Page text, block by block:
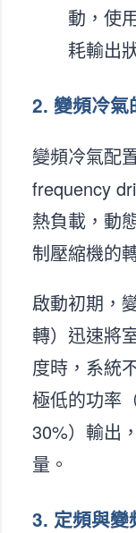
動，使
耗輸出
2. 變頻冷氣
變頻冷氣配
frequency
熱負載，動
制壓縮機的
啟動初期，
轉）迅速將
度時，系統
極低的功率
30%）輸出
量。
3. 定頻與變